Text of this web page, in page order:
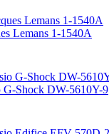
Lemans 1-1540A
Shock DW-5610Y-9